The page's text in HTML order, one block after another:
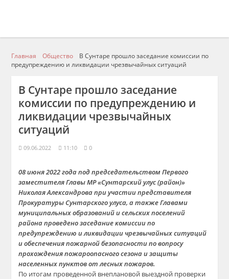
Главная Общество
В Сунтаре прошло заседание комиссии по
предупреждению и ликвидации чрезвычайных ситуаций
В Сунтаре прошло заседание
комиссии по предупреждению и
ликвидации чрезвычайных
ситуаций
09.06.2022 11:10 0
08 июня 2022 года под председательством Первого
заместителя Главы МР «Сунтарский улус (район)»
Николая Александрова при участии представителя
Прокуратуры Сунтарского улуса, а также Главами
муниципальных образований и сельских поселений
района проведено заседание комиссии по
предупреждению и ликвидации чрезвычайных ситуаций
и обеспечения пожарной безопасности по вопросу
прохождения пожароопасного сезона и защиты
населенных пунктов от лесных пожаров.
По итогам проведенной внеплановой выездной проверки